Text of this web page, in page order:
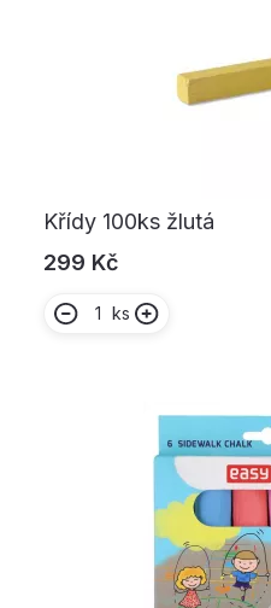
Křídy 100ks žlutá
299 Kč
ks